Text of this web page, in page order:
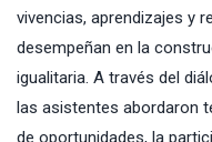
vivencias, aprendizajes y
desempeñan en la
igualitaria. A través del
las asistentes abordaron
de oportunidades, la